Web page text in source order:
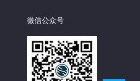
微信公众号